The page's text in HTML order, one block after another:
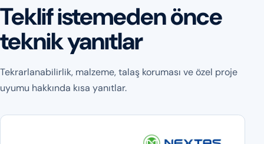
Teklif istemeden önce
teknik yanıtlar
Tekrarlanabilirlik, malzeme, talaş koruması ve özel proje
uyumu hakkında kısa yanıtlar.